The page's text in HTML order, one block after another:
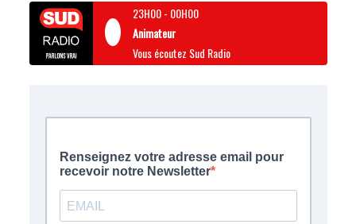
23H00- 00H00
Animateur
Vous écoutez Sud Radio